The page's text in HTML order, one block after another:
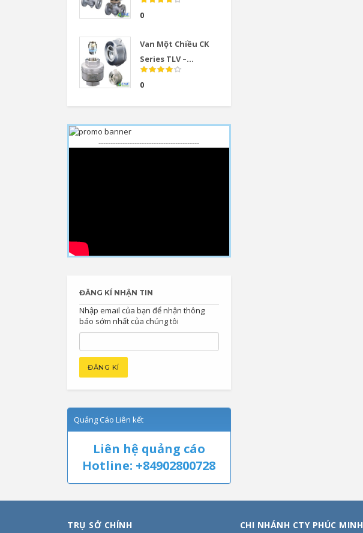
0
Van Một Chiều CK
Series TLV –...
0
------------------------------------------
ĐĂNG KÍ NHẬN TIN
Nhập email của bạn để nhận thông
báo sớm nhất của chúng tôi
Quảng Cáo Liên kết
Liên hệ quảng cáo
Hotline: +84902800728
TRỤ SỞ CHÍNH CHI NHÁNH CTY PHÚC MINH